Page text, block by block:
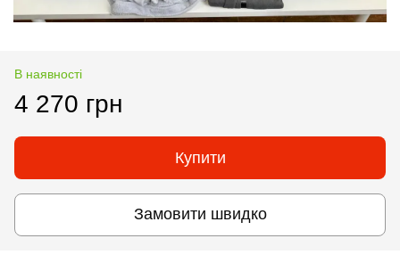
В наявності
4 270 грн
Купити
Замовити швидко